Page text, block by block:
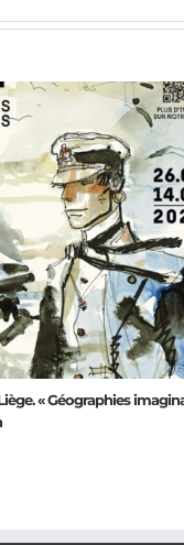
« Géographies